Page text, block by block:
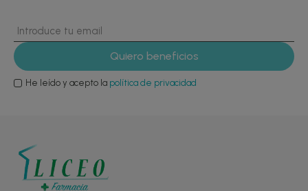
He leído y acepto la política de privacidad